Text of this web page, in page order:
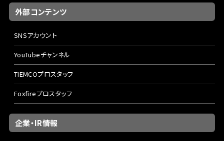
外部コンテンツ
SNSアカウント
YouTubeチャンネル
TIEMCOプロスタッフ
Foxfireプロスタッフ
企業・IR情報